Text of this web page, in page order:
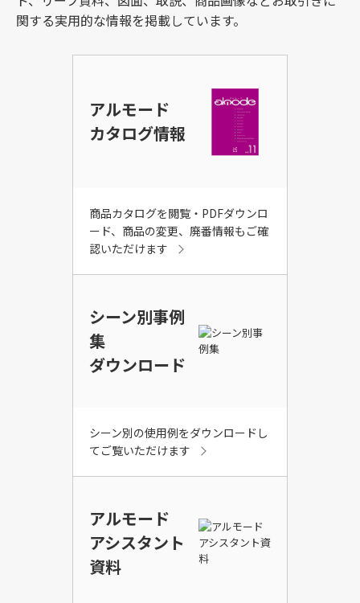
関する実用的な情報を掲載しています。
アルモード
カタログ情報
商品カタログを閲覧・PDFダウンロ
ード、商品の変更、廃番情報もご確
認いただけます
シーン別事例
集
ダウンロード
シーン別の使用例をダウンロードし
てご覧いただけます
アルモード
アシスタント
資料